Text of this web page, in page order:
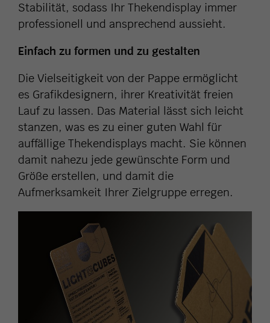
Stabilität, sodass Ihr Thekendisplay immer
professionell und ansprechend aussieht.
Einfach zu formen und zu gestalten
Die Vielseitigkeit von der Pappe ermöglicht
es Grafikdesignern, ihrer Kreativität freien
Lauf zu lassen. Das Material lässt sich leicht
stanzen, was es zu einer guten Wahl für
auffällige Thekendisplays macht. Sie können
damit nahezu jede gewünschte Form und
Größe erstellen, und damit die
Aufmerksamkeit Ihrer Zielgruppe erregen.